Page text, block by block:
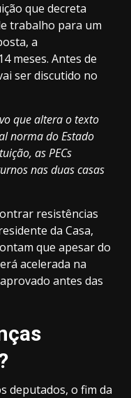
que decreta
trabalho para um
a
meses. Antes de
ser discutido no
que altera o texto
norma do Estado
as PECs
nas duas casas
resistências
da Casa,
que apesar do
acelerada na
antes das
deputados, o fim da